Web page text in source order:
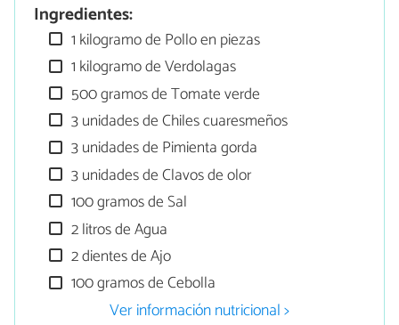
Ingredientes:
1 kilogramo de Pollo en piezas
1 kilogramo de Verdolagas
500 gramos de Tomate verde
3 unidades de Chiles cuaresmeños
3 unidades de Pimienta gorda
3 unidades de Clavos de olor
100 gramos de Sal
2 litros de Agua
2 dientes de Ajo
100 gramos de Cebolla
Ver información nutricional >